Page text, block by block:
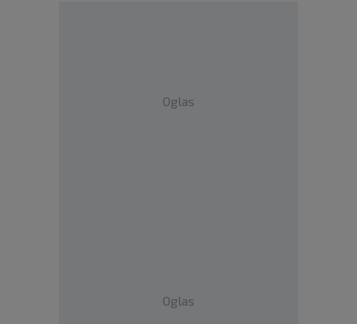
Oglas
Oglas